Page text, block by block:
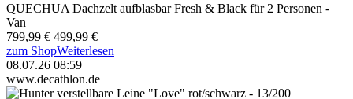
QUECHUA Dachzelt aufblasbar Fresh & Black für 2 Personen -
Van
799,99 € 499,99 €
zum ShopWeiterlesen
08.07.26 08:59
www.decathlon.de